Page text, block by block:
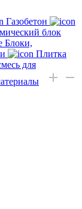
Газобетон
блок
Блоки,
Плитка
для